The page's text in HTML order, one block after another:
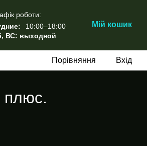
роботи:
10:00–18:00
ВС: выходной
Мій кошик
Порівняння Вхід
плюс.